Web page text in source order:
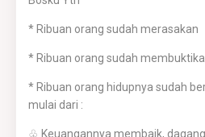
* Ribuan orang sudah merasakan
* Ribuan orang sudah
* Ribuan orang hidupnya sudah
mulai dari :
♧ Keuangannya membaik,